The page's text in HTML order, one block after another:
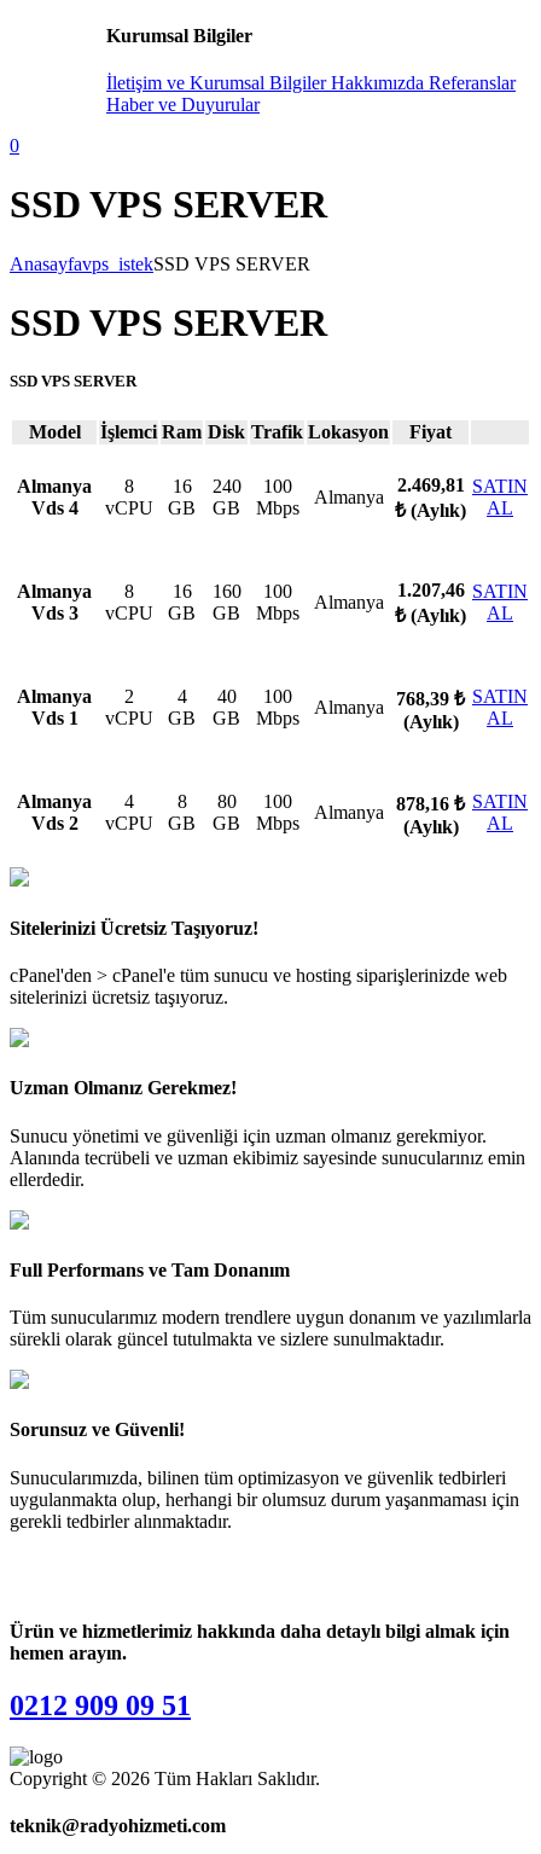
Kurumsal Bilgiler
İletişim ve Kurumsal BilgilerHakkımızda Referanslar
Haber ve Duyurular
0
SSD VPS SERVER
Anasayfavps_istekSSD VPS SERVER
SSD VPS SERVER
SSD VPS SERVER
Model İşlemci Ram Disk Trafik Lokasyon Fiyat
Almanya
Vds 4
8
vCPU
16
GB
240
GB
100
Mbps
Almanya
2.469,81
₺ (Aylık)
SATIN
AL
Almanya
Vds 3
8
vCPU
16
GB
160
GB
100
Mbps
Almanya
1.207,46
₺ (Aylık)
SATIN
AL
Almanya
Vds 1
2
vCPU
4
GB
40
GB
100
Mbps
Almanya
768,39 ₺
(Aylık)
SATIN
AL
Almanya
Vds 2
4
vCPU
8
GB
80
GB
100
Mbps
Almanya
878,16 ₺
(Aylık)
SATIN
AL
Sitelerinizi Ücretsiz Taşıyoruz!
cPanel'den > cPanel'e tüm sunucu ve hosting siparişlerinizde web
sitelerinizi ücretsiz taşıyoruz.
Uzman Olmanız Gerekmez!
Sunucu yönetimi ve güvenliği için uzman olmanız gerekmiyor.
Alanında tecrübeli ve uzman ekibimiz sayesinde sunucularınız emin
ellerdedir.
Full Performans ve Tam Donanım
Tüm sunucularımız modern trendlere uygun donanım ve yazılımlarla
sürekli olarak güncel tutulmakta ve sizlere sunulmaktadır.
Sorunsuz ve Güvenli!
Sunucularımızda, bilinen tüm optimizasyon ve güvenlik tedbirleri
uygulanmakta olup, herhangi bir olumsuz durum yaşanmaması için
gerekli tedbirler alınmaktadır.
Ürün ve hizmetlerimiz hakkında daha detaylı bilgi almak için
hemen arayın.
0212 909 09 51
Copyright © 2026 Tüm Hakları Saklıdır.
teknik@radyohizmeti.com